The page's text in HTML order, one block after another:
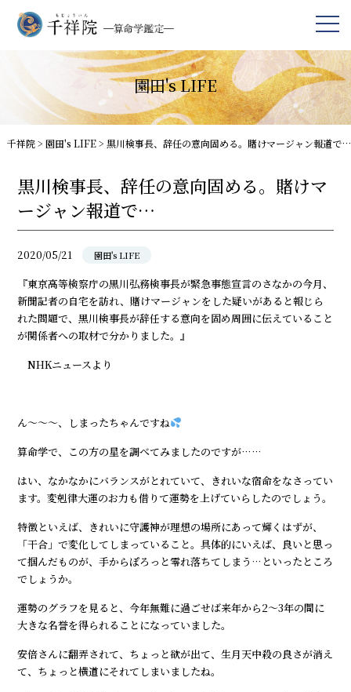
園田's LIFE
千祥院> 園田's LIFE> 黒川検事長、辞任の意向固める。賭けマージャン報道で…
黒川検事長、辞任の意向固める。賭けマ
ージャン報道で…
2020/05/21 園田's LIFE
『東京高等検察庁の黒川弘務検事長が緊急事態宣言のさなかの今月、
新聞記者の自宅を訪れ、賭けマージャンをした疑いがあると報じら
れた問題で、黒川検事長が辞任する意向を固め周囲に伝えていること
が関係者への取材で分かりました。』
―― NHKニュースより ――
ん～～～、しまったちゃんですね
算命学で、この方の星を調べてみましたのですが……
はい、なかなかにバランスがとれていて、きれいな宿命をなさってい
ます。変剋律大運のお力も借りて運勢を上げていらしたのでしょう。
特徴といえば、きれいに守護神が理想の場所にあって輝くはずが、
「干合」で変化してしまっていること。具体的にいえば、良いと思っ
て掴んだものが、手からぽろっと零れ落ちてしまう…といったところ
でしょうか。
運勢のグラフを見ると、今年無難に過ごせば来年から2～3年の間に
大きな名誉を得られることになっていました。
安倍さんに翻弄されて、ちょっと欲が出て、生月天中殺の良さが消え
て、ちょっと横道にそれてしまいましたね。